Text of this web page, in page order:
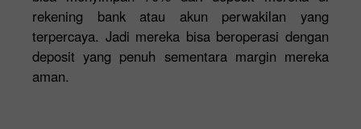
rekening bank atau akun perwakilan yang
terpercaya. Jadi mereka bisa beroperasi dengan
deposit yang penuh sementara margin mereka
aman.